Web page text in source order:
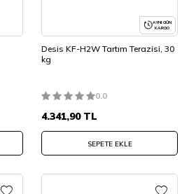
AYNI GÜN
KARGO
Desis KF-H2W Tartım Terazisi, 30
kg
0.0
4.341,90TL
SEPETE EKLE